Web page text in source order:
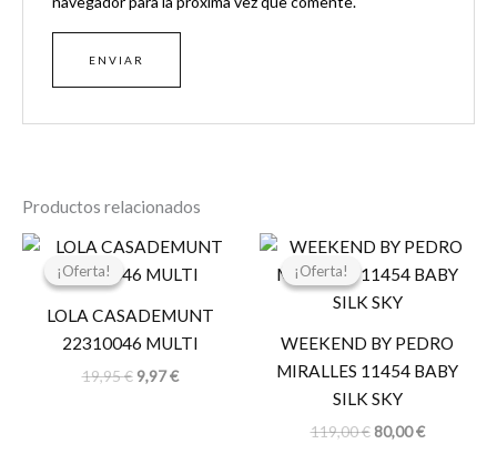
Productos relacionados
¡Oferta!
¡Oferta!
LOLA CASADEMUNT
22310046 MULTI
19,95€
El
original
19,95 €.
9,97€
El
actual
9,97 €.
¡Oferta!
¡Oferta!
WEEKEND BY PEDRO
MIRALLES 11454 BABY
SILK SKY
119,00€
El
original
era:
80,00€
El
actual